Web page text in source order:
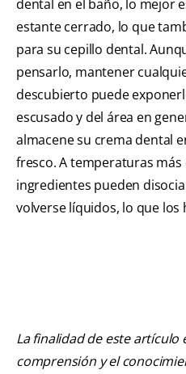
dental en el baño, lo mejor
estante cerrado, lo que
para su cepillo dental.
pensarlo, mantener
descubierto puede
escusado y del área en
almacene su crema dental
fresco. A temperaturas más
ingredientes pueden
volverse líquidos, lo que los
La finalidad de este artículo
comprensión y el